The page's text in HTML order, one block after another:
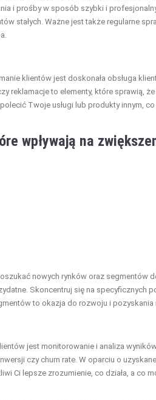
i prośby w sposób szybki i
stałych. Ważne jest także regularne
klientów jest doskonała obsługa
reklamacje to elementy, które sprawią,
Twoje usługi lub produkty innym,
wpływają na
nowych rynków oraz segmentów
Skoncentruj się na specyficznych
to okazja do rozwoju i pozyskania
jest monitorowanie i analiza
czy churn rate. W oparciu o
Ci lepsze zrozumienie, co działa, a co